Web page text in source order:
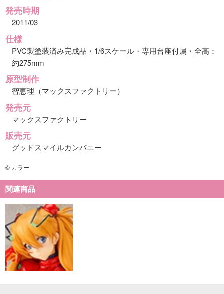
発売時期
2011/03
仕様
PVC製塗装済み完成品・1/6スケール・専用台座付属・全高：
約275mm
原型制作
智恵理（マックスファクトリー）
発売元
マックスファクトリー
販売元
グッドスマイルカンパニー
© カラー
関連商品